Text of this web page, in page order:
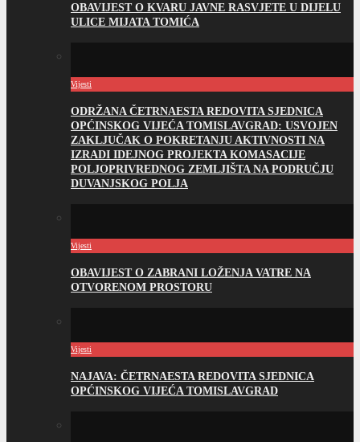
OBAVIJEST O KVARU JAVNE RASVJETE U DIJELU
ULICE MIJATA TOMIĆA
Vijesti
ODRŽANA ČETRNAESTA REDOVITA SJEDNICA
OPĆINSKOG VIJEĆA TOMISLAVGRAD: USVOJEN
ZAKLJUČAK O POKRETANJU AKTIVNOSTI NA
IZRADI IDEJNOG PROJEKTA KOMASACIJE
POLJOPRIVREDNOG ZEMLJIŠTA NA PODRUČJU
DUVANJSKOG POLJA
Vijesti
OBAVIJEST O ZABRANI LOŽENJA VATRE NA
OTVORENOM PROSTORU
Vijesti
NAJAVA: ČETRNAESTA REDOVITA SJEDNICA
OPĆINSKOG VIJEĆA TOMISLAVGRAD